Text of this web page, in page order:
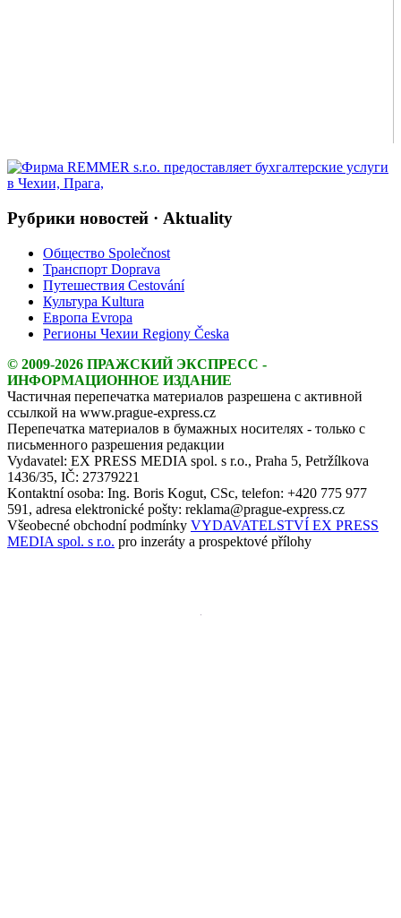
Рубрики новостей · Aktuality
Общество Společnost
Транспорт Doprava
Путешествия Cestování
Культура Kultura
Европа Evropa
Регионы Чехии Regiony Česka
© 2009-2026 ПРАЖСКИЙ ЭКСПРЕСС -
ИНФОРМАЦИОННОЕ ИЗДАНИЕ
Частичная перепечатка материалов разрешена с активной
ссылкой на www.prague-express.cz
Перепечатка материалов в бумажных носителях - только с
письменного разрешения редакции
Vydavatel: EX PRESS MEDIA spol. s r.o., Praha 5, Petržílkova
1436/35, IČ: 27379221
Kontaktní osoba: Ing. Boris Kogut, CSc, telefon: +420 775 977
591, adresa elektronické pošty: reklama@prague-express.cz
Všeobecné obchodní podmínky VYDAVATELSTVÍ EX PRESS
MEDIA spol. s r.o. pro inzeráty a prospektové přílohy